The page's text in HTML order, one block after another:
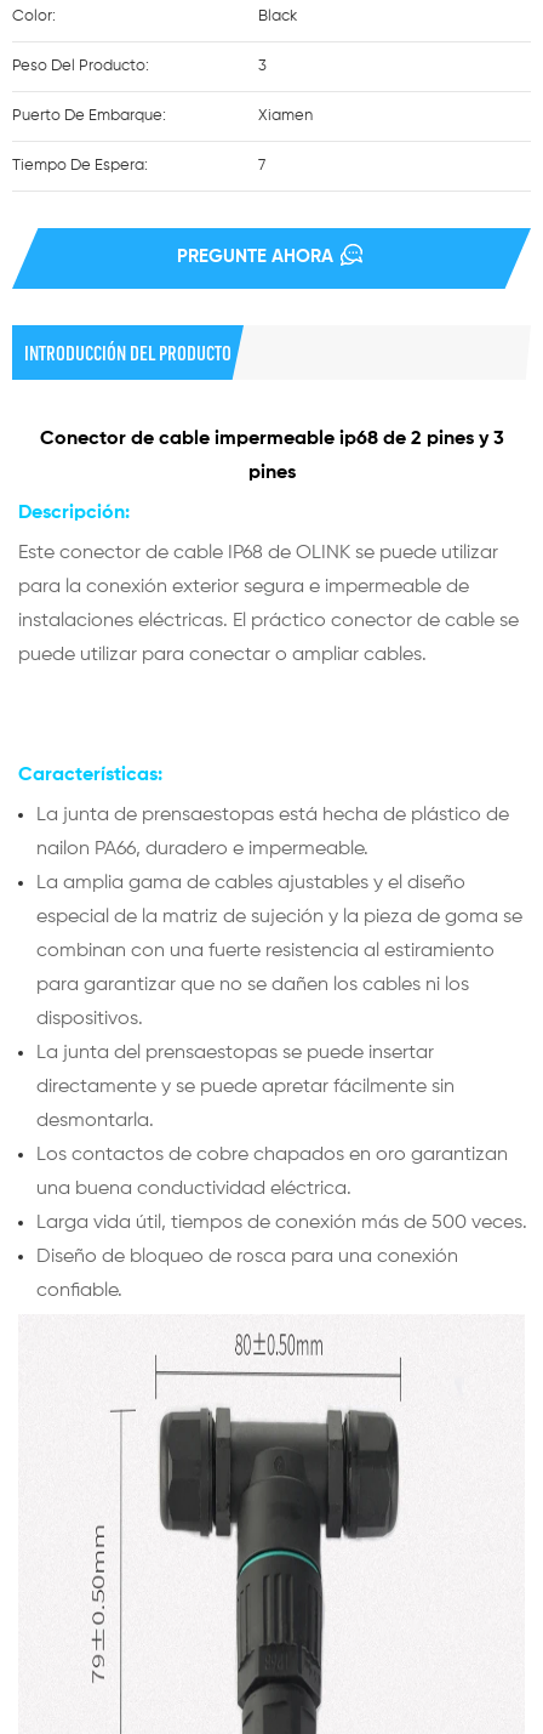
Color: Black
Peso Del Producto: 3
Puerto De Embarque: Xiamen
Tiempo De Espera: 7
PREGUNTE AHORA
INTRODUCCIÓN DEL PRODUCTO
Conector de cable impermeable ip68 de 2 pines y 3
pines
Descripción:
Este conector de cable IP68 de OLINK se puede utilizar
para la conexión exterior segura e impermeable de
instalaciones eléctricas. El práctico conector de cable se
puede utilizar para conectar o ampliar cables.
Características:
La junta de prensaestopas está hecha de plástico de
nailon PA66, duradero e impermeable.
La amplia gama de cables ajustables y el diseño
especial de la matriz de sujeción y la pieza de goma se
combinan con una fuerte resistencia al estiramiento
para garantizar que no se dañen los cables ni los
dispositivos.
La junta del prensaestopas se puede insertar
directamente y se puede apretar fácilmente sin
desmontarla.
Los contactos de cobre chapados en oro garantizan
una buena conductividad eléctrica.
Larga vida útil, tiempos de conexión más de 500 veces.
Diseño de bloqueo de rosca para una conexión
confiable.